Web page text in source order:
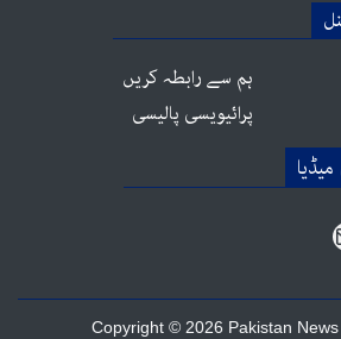
ہم سے رابطہ کریں
پرائیویسی پالیسی
Copyright © 2026 Pakistan